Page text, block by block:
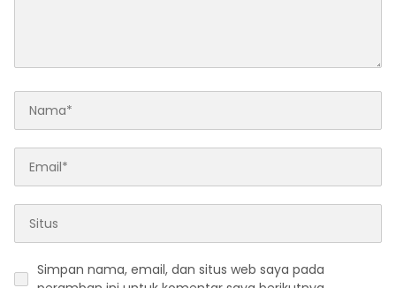
Simpan nama, email, dan situs web saya pada